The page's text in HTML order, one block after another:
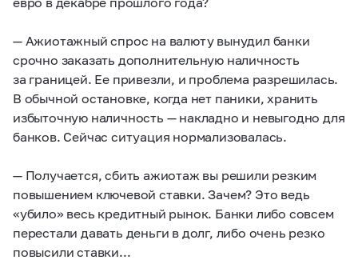
— Ажиотажный спрос на валюту вынудил банки
срочно заказать дополнительную наличность
за границей. Ее привезли, и проблема разрешилась.
В обычной остановке, когда нет паники, хранить
избыточную наличность — накладно и невыгодно для
банков. Сейчас ситуация нормализовалась.
— Получается, сбить ажиотаж вы решили резким
повышением ключевой ставки. Зачем? Это ведь
«убило» весь кредитный рынок. Банки либо совсем
перестали давать деньги в долг, либо очень резко
повысили ставки...